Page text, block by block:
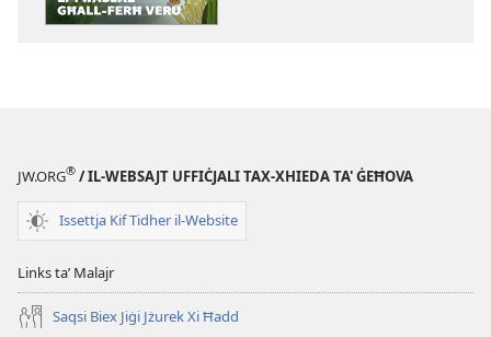
JW.ORG® / IL-WEBSAJT UFFIĊJALI TAX-XHIEDA TA' ĠEĦOVA
Issettja Kif Tidher il-Website
Links taʼ Malajr
Saqsi Biex Jiġi Jżurek Xi Ħadd